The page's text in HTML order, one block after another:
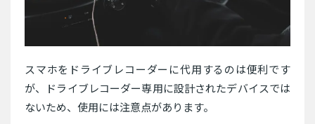
スマホをドライブレコーダーに代用するのは便利です
が、ドライブレコーダー専用に設計されたデバイスでは
ないため、使用には注意点があります。